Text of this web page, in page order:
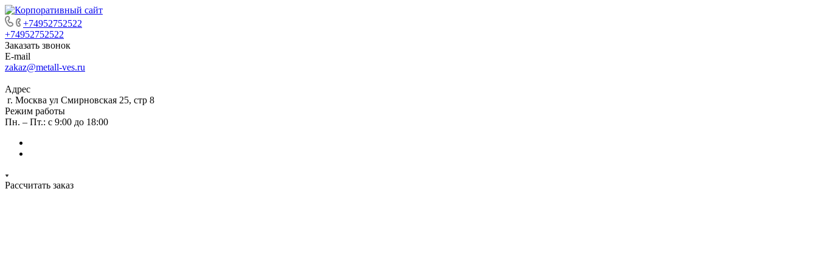
+74952752522
+74952752522
Заказать звонок
E-mail
zakaz@metall-ves.ru
Адрес
г. Москва ул Смирновская 25, стр 8
Режим работы
Пн. – Пт.: с 9:00 до 18:00
Рассчитать заказ